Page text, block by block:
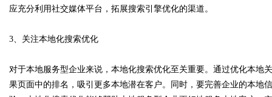
应充分利用社交媒体平台，拓展搜索引擎优化的渠道。
3、关注本地化搜索优化
对于本地服务型企业来说，本地化搜索优化至关重要。通过优化本地
果页面中的排名，吸引更多本地潜在客户。同时，要完善企业的本地